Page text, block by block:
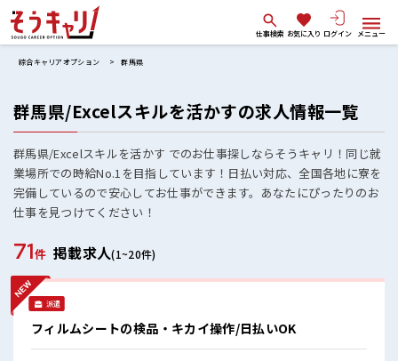
仕事検索 お気に入り ログイン メニュー
綜合キャリアオプション 群馬県
群馬県/Excelスキルを活かすの求人情報一覧
群馬県/Excelスキルを活かす でのお仕事探しならそうキャリ！同じ就
業場所での時給No.1を目指しています！日払い対応、全国各地に寮を
完備しているので安心してお仕事ができます。あなたにぴったりのお
仕事を見つけてください！
71件 掲載求人(1~20件)
派遣
フィルムシートの検品・キカイ操作/日払いOK